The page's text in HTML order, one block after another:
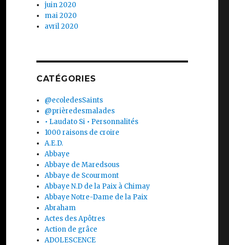
juin 2020
mai 2020
avril 2020
CATÉGORIES
@ecoledesSaints
@prièredesmalades
• Laudato Si • Personnalités
1000 raisons de croire
A.E.D.
Abbaye
Abbaye de Maredsous
Abbaye de Scourmont
Abbaye N.D de la Paix à Chimay
Abbaye Notre-Dame de la Paix
Abraham
Actes des Apôtres
Action de grâce
ADOLESCENCE